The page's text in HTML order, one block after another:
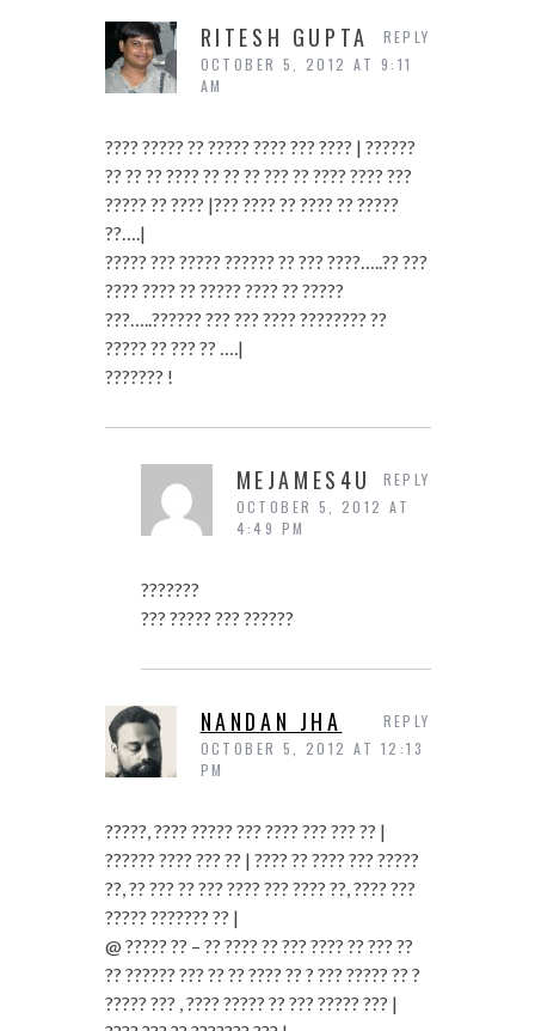
RITESH GUPTA
OCTOBER 5, 2012 AT 9:11
AM
???? ????? ?? ????? ???? ??? ???? | ??????
?? ?? ?? ???? ?? ?? ?? ??? ?? ???? ???? ???
????? ?? ???? |??? ???? ?? ???? ?? ?????
??….|
????? ??? ????? ?????? ?? ??? ????…..?? ???
???? ???? ?? ????? ???? ?? ?????
???…..?????? ??? ??? ???? ???????? ??
????? ?? ??? ?? ….|
??????? !
REPLY
MEJAMES4U
OCTOBER 5, 2012 AT
4:49 PM
???????
??? ????? ??? ??????
REPLY
NANDAN JHA
OCTOBER 5, 2012 AT 12:13
PM
?????, ???? ????? ??? ???? ??? ??? ?? |
?????? ???? ??? ?? | ???? ?? ???? ??? ?????
??, ?? ??? ?? ??? ???? ??? ???? ??, ???? ???
????? ??????? ?? |
@ ????? ?? – ?? ???? ?? ??? ???? ?? ??? ??
?? ?????? ??? ?? ?? ???? ?? ? ??? ????? ?? ?
????? ??? , ???? ????? ?? ??? ????? ??? |
REPLY